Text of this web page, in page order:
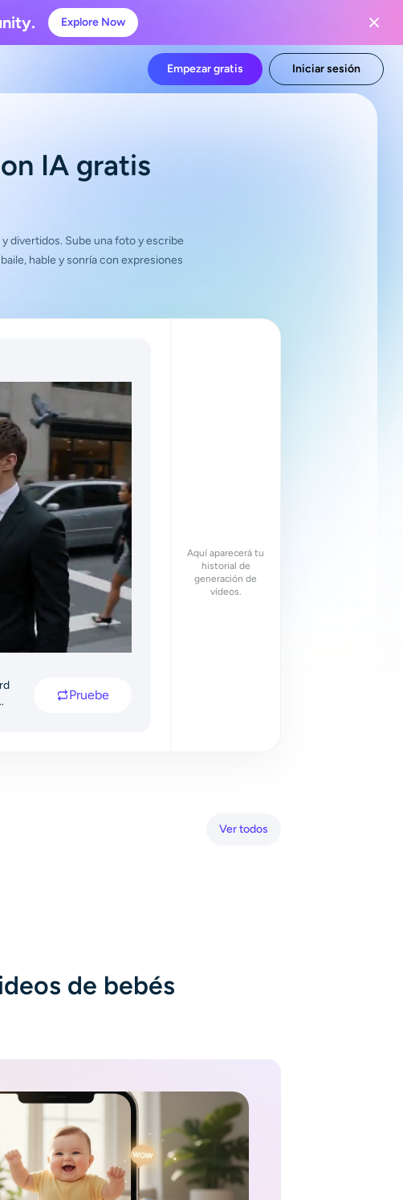
Explore Now
Empezar gratis Iniciar sesión
IA gratis
divertidos. Sube una foto y escribe
hable y sonría con expresiones
Pruebe
Aquí aparecerá tu
historial de
generación de
vídeos.
Ver todos
de bebés